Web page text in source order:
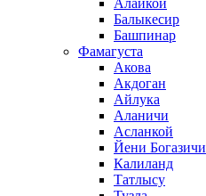
Алайкой
Балыкесир
Башпинар
Фамагуста
Акова
Акдоган
Айлука
Аланичи
Асланкой
Йени Богазичи
Калиланд
Татлысу